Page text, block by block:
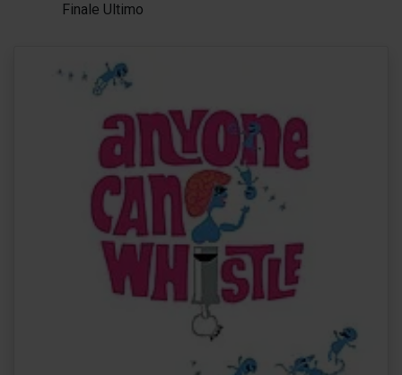
Finale Ultimo